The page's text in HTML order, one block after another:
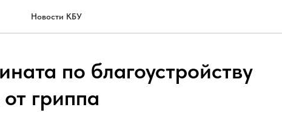
Новости КБУ
по благоустройству
гриппа